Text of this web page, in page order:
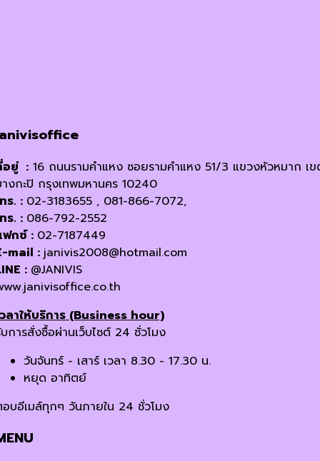
อยู่ : 16 ถนนรามคำแหง ซอยรามคำแหง 51/3 แขวงหัวหมาก เ
งกะปิ กรุงเทพมหานคร 10240
ร. : 02-3183655 , 081-866-7072,
ร. : 086-792-2552
กซ์ : 02-7187449
mail : janivis2008@hotmail.com
: @JANIVIS
ลาให้บริการ (Business hour)
การสั่งซื้อผ่านเว็บไซต์ 24 ชั่วโมง
วันจันทร์ - เสาร์ เวลา 8.30 - 17.30 น.
หยุด อาทิตย์
บอีเมล์ทุกๆ วันภายใน 24 ชั่วโมง